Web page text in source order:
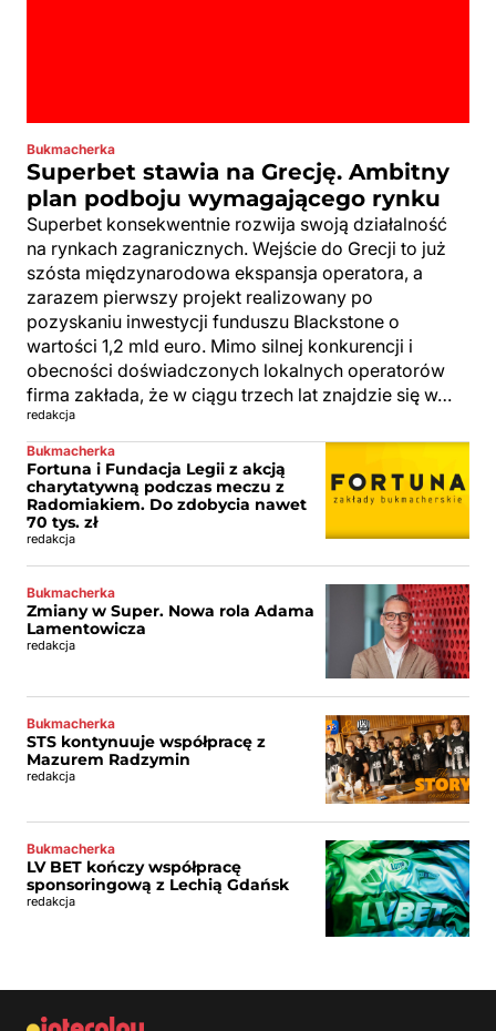
Bukmacherka
Superbet stawia na Grecję. Ambitny
plan podboju wymagającego rynku
Superbet konsekwentnie rozwija swoją działalność
na rynkach zagranicznych. Wejście do Grecji to już
szósta międzynarodowa ekspansja operatora, a
zarazem pierwszy projekt realizowany po
pozyskaniu inwestycji funduszu Blackstone o
wartości 1,2 mld euro. Mimo silnej konkurencji i
obecności doświadczonych lokalnych operatorów
firma zakłada, że w ciągu trzech lat znajdzie się w…
redakcja
Bukmacherka
Fortuna i Fundacja Legii z akcją
charytatywną podczas meczu z
Radomiakiem. Do zdobycia nawet
70 tys. zł
redakcja
Bukmacherka
Zmiany w Super. Nowa rola Adama
Lamentowicza
redakcja
Bukmacherka
STS kontynuuje współpracę z
Mazurem Radzymin
redakcja
Bukmacherka
LV BET kończy współpracę
sponsoringową z Lechią Gdańsk
redakcja